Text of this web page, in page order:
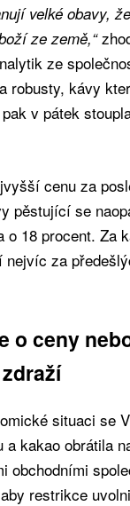
velké obavy,
ze země,“
ze
robusty, kávy
v pátek
cenu za
pěstující se
o 18 procent. Za
nejvíc za
o ceny
situaci se
a kakao obrátila
obchodními
restrikce